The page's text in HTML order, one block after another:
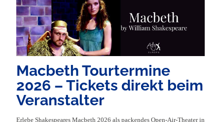
Macbeth Tourtermine
2026 – Tickets direkt beim
Veranstalter
Erlebe Shakespeares Macbeth 2026 als packendes Open-Air-Theater in